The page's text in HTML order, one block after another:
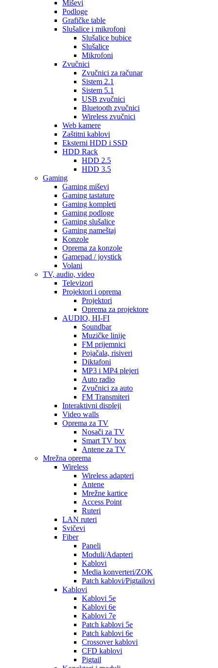
Miševi
Podloge
Grafičke table
Slušalice i mikrofoni
Slušalice bubice
Slušalice
Mikrofoni
Zvučnici
Zvučnici za računar
Sistem 2.1
Sistem 5.1
USB zvučnici
Bluetooth zvučnici
Wireless zvučnici
Web kamere
Zaštitni kablovi
Eksterni HDD i SSD
HDD Rack
HDD 2.5
HDD 3.5
Gaming
Gaming miševi
Gaming tastature
Gaming kompleti
Gaming podloge
Gaming slušalice
Gaming nameštaj
Konzole
Oprema za konzole
Gamepad / joystick
Volani
TV, audio, video
Televizori
Projektori i oprema
Projektori
Oprema za projektore
AUDIO, HI-FI
Soundbar
Muzičke linije
FM prijemnici
Pojačala, risiveri
Diktafoni
MP3 i MP4 plejeri
Auto radio
Zvučnici za auto
FM Transmiteri
Interaktivni displeji
Video walls
Oprema za TV
Nosači za TV
Smart TV box
Antene za TV
Mrežna oprema
Wireless
Wireless adapteri
Antene
Mrežne kartice
Access Point
Ruteri
LAN ruteri
Svičevi
Fiber
Paneli
Moduli/Adapteri
Kablovi
Media konverteri/ZOK
Patch kablovi/Pigtailovi
Kablovi
Kablovi 5e
Kablovi 6e
Kablovi 7e
Patch kablovi 5e
Patch kablovi 6e
Crossover kablovi
CFD kablovi
Pigtail